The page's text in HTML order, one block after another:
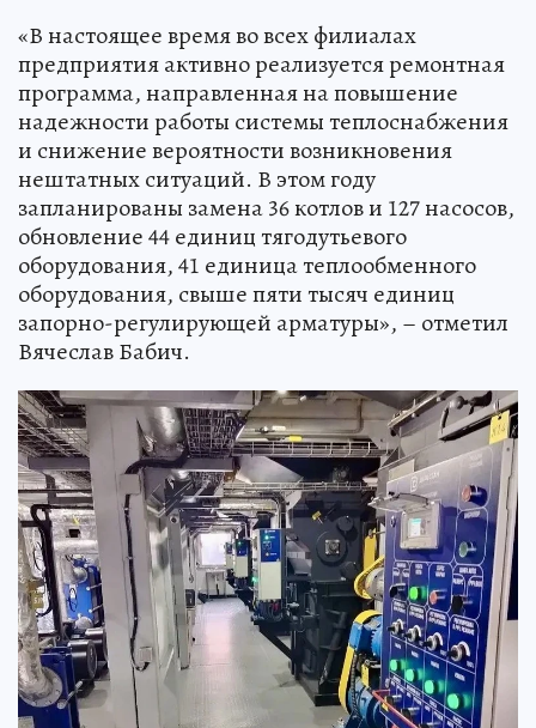
«В настоящее время во всех филиалах
предприятия активно реализуется ремонтная
программа, направленная на повышение
надежности работы системы теплоснабжения
и снижение вероятности возникновения
нештатных ситуаций. В этом году
запланированы замена 36 котлов и 127 насосов,
обновление 44 единиц тягодутьевого
оборудования, 41 единица теплообменного
оборудования, свыше пяти тысяч единиц
запорно-регулирующей арматуры», – отметил
Вячеслав Бабич.